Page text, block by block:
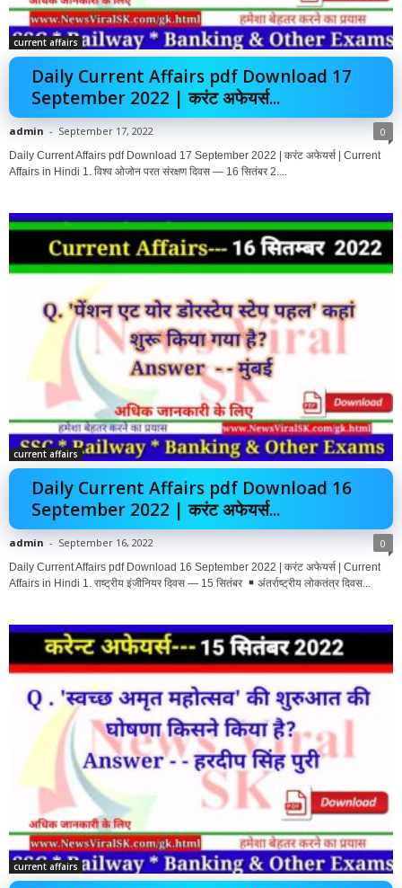
current affairs
Daily Current Affairs pdf Download 17
September 2022 | करंट अफेयर्स...
admin - September 17, 2022 0
Daily Current Affairs pdf Download 17 September 2022 | करंट अफेयर्स | Current
Affairs in Hindi 1. विश्व ओजोन परत संरक्षण दिवस — 16 सितंबर 2....
current affairs
Daily Current Affairs pdf Download 16
September 2022 | करंट अफेयर्स...
admin - September 16, 2022 0
Daily Current Affairs pdf Download 16 September 2022 | करंट अफेयर्स | Current
Affairs in Hindi 1. राष्ट्रीय इंजीनियर दिवस — 15 सितंबर
अंतर्राष्ट्रीय लोकतंत्र दिवस...
current affairs